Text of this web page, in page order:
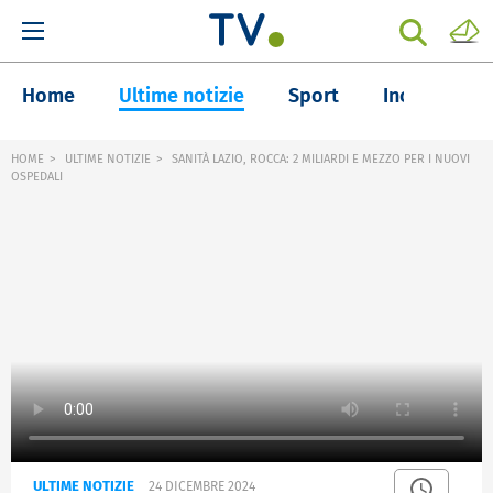
Home Ultime notizie Sport Inchieste
HOME ULTIME NOTIZIE
SANITÀ LAZIO, ROCCA: 2 MILIARDI E MEZZO PER I NUOVI
OSPEDALI
ULTIME NOTIZIE 24 DICEMBRE 2024